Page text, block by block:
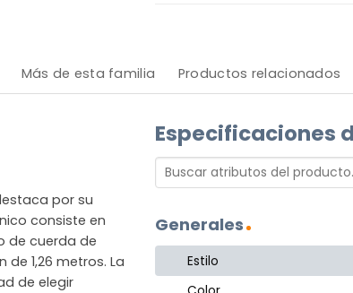
Más de esta familia Productos relacionados
por su
consiste en
de cuerda de
1,26 metros. La
de elegir
Especificaciones
Generales
Estilo